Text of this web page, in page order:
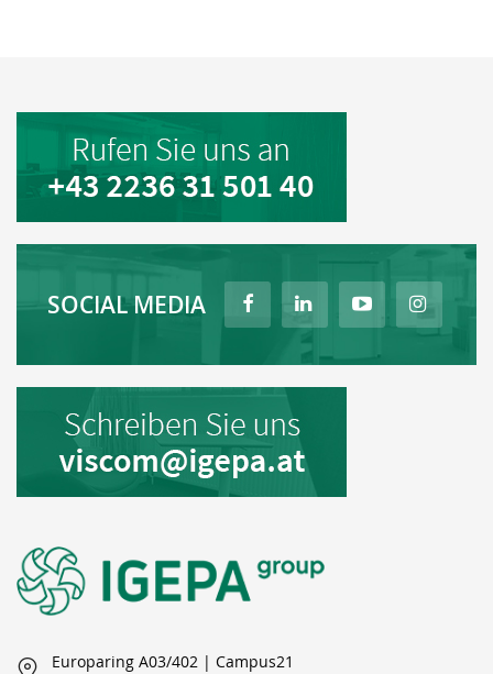
SOCIAL MEDIA
Europaring A03/402 | Campus21